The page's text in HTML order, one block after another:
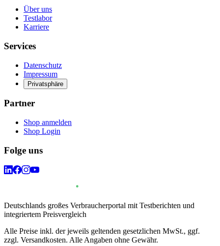
Über uns
Testlabor
Karriere
Services
Datenschutz
Impressum
Privatsphäre
Partner
Shop anmelden
Shop Login
Folge uns
Deutschlands großes Verbraucherportal mit Testberichten und
integriertem Preisvergleich
Alle Preise inkl. der jeweils geltenden gesetzlichen MwSt., ggf.
zzgl. Versandkosten. Alle Angaben ohne Gewähr.